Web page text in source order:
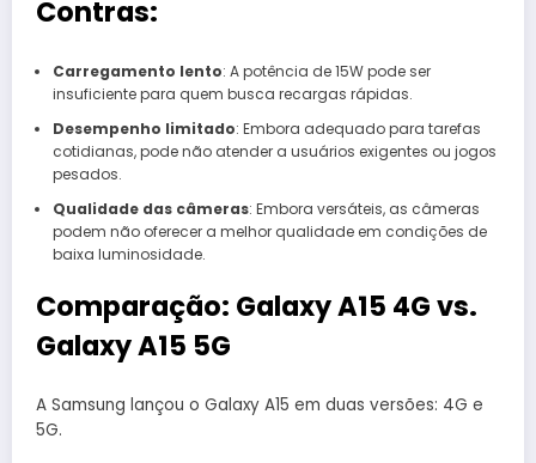
Contras:
Carregamento lento: A potência de 15W pode ser
insuficiente para quem busca recargas rápidas.
Desempenho limitado: Embora adequado para tarefas
cotidianas, pode não atender a usuários exigentes ou jogos
pesados.
Qualidade das câmeras: Embora versáteis, as câmeras
podem não oferecer a melhor qualidade em condições de
baixa luminosidade.
Comparação: Galaxy A15 4G vs.
Galaxy A15 5G
A Samsung lançou o Galaxy A15 em duas versões: 4G e
5G.